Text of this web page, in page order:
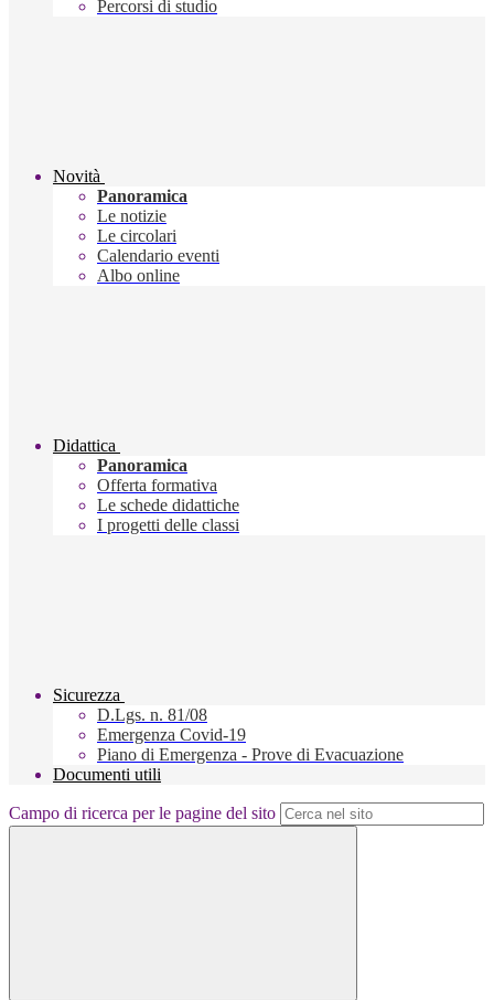
Percorsi di studio
Novità
Panoramica
Le notizie
Le circolari
Calendario eventi
Albo online
Didattica
Panoramica
Offerta formativa
Le schede didattiche
I progetti delle classi
Sicurezza
D.Lgs. n. 81/08
Emergenza Covid-19
Piano di Emergenza - Prove di Evacuazione
Documenti utili
Campo di ricerca per le pagine del sito